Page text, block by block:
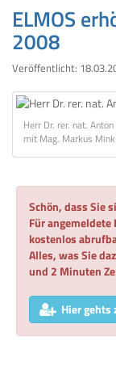
ELMOS
2008
Veröffentlicht:
Herr Dr. rer. nat.
mit Mag. Markus Mink
Schön, dass Sie
Für
kostenlos
Alles, was Sie
und 2 Minuten
Hier gehts